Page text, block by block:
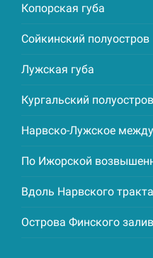
Копорская губа
Сойкинский полуостров
Лужская губа
Кургальский
Нарвско-Лужское
По Ижорской
Вдоль Нарвского тракта
Острова Финского